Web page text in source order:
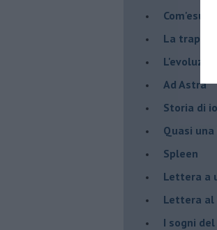
Com'esuli
La
Ad Astra
Storia di
Quasi
Spleen
Lettera a
Lettera al
I sogni